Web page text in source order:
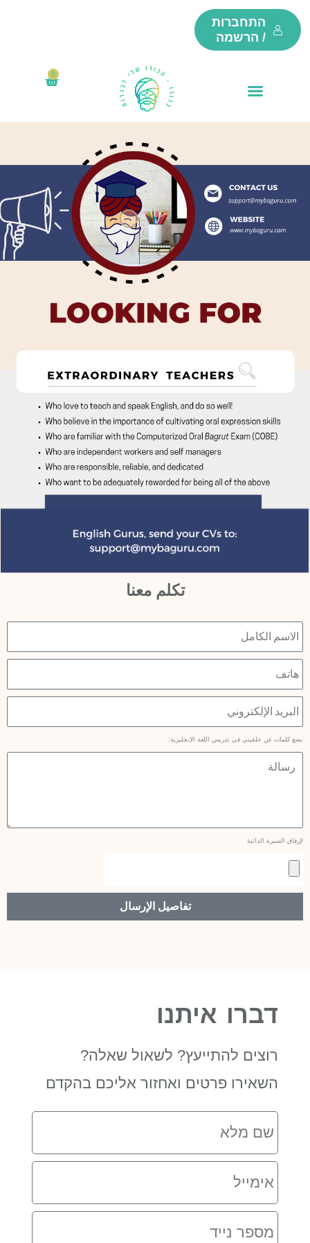
דילוג
לתוכן
התחברות
/ הרשמה
0
עגלת
تكلم معنا
الاسم
الكامل
هاتف
البريد
الإلكتروني
بضع كلمات عن خلفيتي في تدريس اللغة الإنجليزية:
رسالة
لإرفاق السيرة الذاتية
رفع
تفاصيل الإرسال
דברו איתנו
רוצים להתייעץ? לשאול שאלה?
השאירו פרטים ואחזור אליכם בהקדם
שם
מלא
אימייל
מספר
נייד